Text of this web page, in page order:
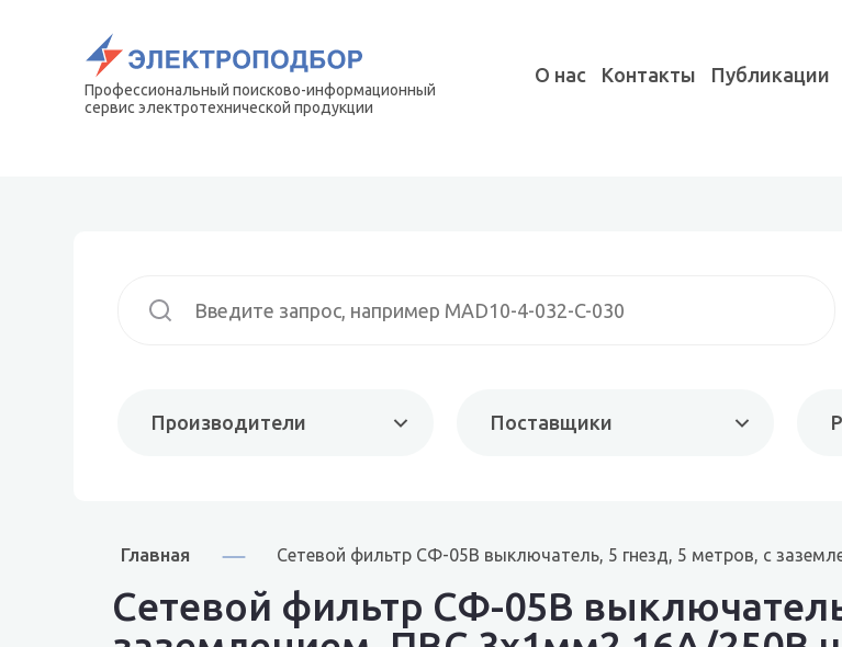
Профессиональный поисково-информационный
сервис электротехнической продукции
О нас Контакты Публикации
Производители Поставщики
Главная Сетевой фильтр СФ-05В выключатель, 5 гнезд, 5 метров, с
Сетевой фильтр СФ-05В